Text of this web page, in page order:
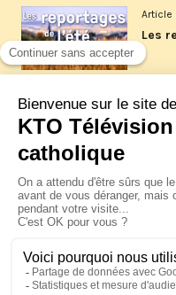
Article
Les
Article
La
XIV
Article
Le